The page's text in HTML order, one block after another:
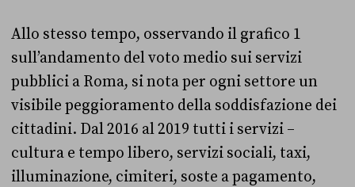
Allo stesso tempo, osservando il grafico 1
sull’andamento del voto medio sui servizi
pubblici a Roma, si nota per ogni settore un
visibile peggioramento della soddisfazione dei
cittadini. Dal 2016 al 2019 tutti i servizi –
cultura e tempo libero, servizi sociali, taxi,
illuminazione, cimiteri, soste a pagamento,